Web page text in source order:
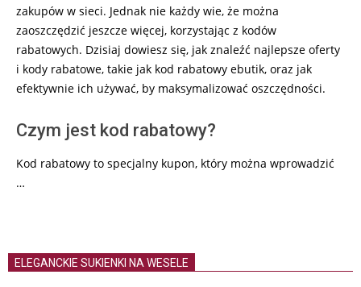
zakupów w sieci. Jednak nie każdy wie, że można
zaoszczędzić jeszcze więcej, korzystając z kodów
rabatowych. Dzisiaj dowiesz się, jak znaleźć najlepsze oferty
i kody rabatowe, takie jak kod rabatowy ebutik, oraz jak
efektywnie ich używać, by maksymalizować oszczędności.
Czym jest kod rabatowy?
Kod rabatowy to specjalny kupon, który można wprowadzić
…
ELEGANCKIE SUKIENKI NA WESELE